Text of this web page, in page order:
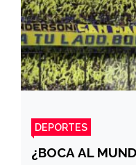
DEPORTES
¿BOCA AL